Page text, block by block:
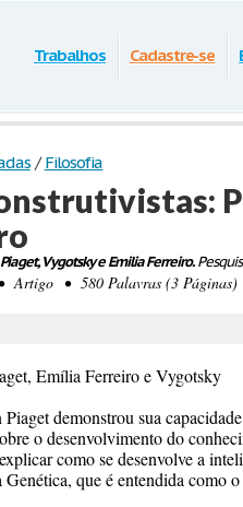
Trabalhos Cadastre-se
/ Filosofia
Vygotsky e Emilia Ferreiro.
Artigo • 580 Palavras (3 Páginas)
Emília Ferreiro e Vygotsky
demonstrou sua
o desenvolvimento do
como se desenvolve a
que é entendida como